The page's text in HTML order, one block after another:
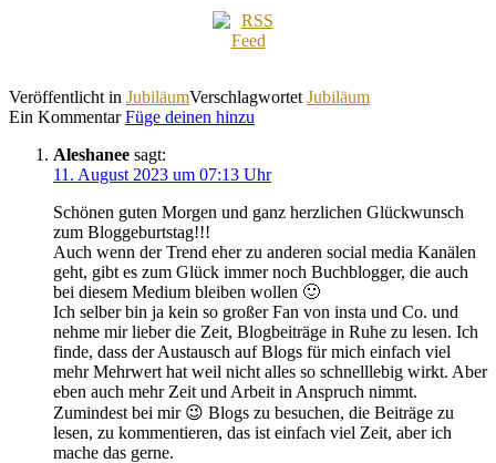
Veröffentlicht in JubiläumVerschlagwortet Jubiläum
Ein KommentarFüge deinen hinzu
Aleshanee sagt:
11. August 2023 um 07:13 Uhr
Schönen guten Morgen und ganz herzlichen Glückwunsch
zum Bloggeburtstag!!!
Auch wenn der Trend eher zu anderen social media Kanälen
geht, gibt es zum Glück immer noch Buchblogger, die auch
bei diesem Medium bleiben wollen 🙂
Ich selber bin ja kein so großer Fan von insta und Co. und
nehme mir lieber die Zeit, Blogbeiträge in Ruhe zu lesen. Ich
finde, dass der Austausch auf Blogs für mich einfach viel
mehr Mehrwert hat weil nicht alles so schnelllebig wirkt. Aber
eben auch mehr Zeit und Arbeit in Anspruch nimmt.
Zumindest bei mir 😉 Blogs zu besuchen, die Beiträge zu
lesen, zu kommentieren, das ist einfach viel Zeit, aber ich
mache das gerne.